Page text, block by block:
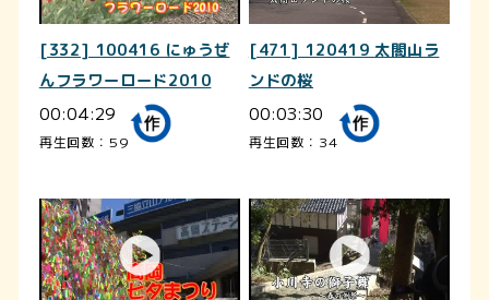
[332] 100416 にゅうぜ
んフラワーロード2010
00:04:29
再生回数：59
[471] 120419 太閤山ラ
ンドの桜
00:03:30
再生回数：34